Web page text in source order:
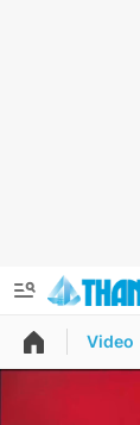
QUẢNG CÁO
Video